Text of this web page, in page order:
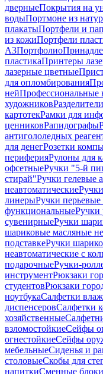
дверныеПокрытия на
водыПортмоне из
плакатыПортфели и
из кожиПортфели
А3Портфолио
пластикаПринтеры
лазерные цветные
для опломбирования
нейПрофессиональные
художниковРазделители
картотекРамки для
ценниковРапидографы
антигололедных
для денегРозетки
периферияРулоны для
офсетныеРучки "5-й
стирай"Ручки гелевые
неавтоматические
линерыРучки
функциональныеРучки
сувенирныеРучки
шариковые масляные
подставкеРучки
неавтоматические с
подарочныеРучки-
инструментРюкзаки
студентовРюкзаки
ноутбукаСалфетки
диспенсеровСалфетки
хозяйственные
взломостойкиеСейфы
огнестойкиеСейфы
мебельныеСиденья и
столовыеСкобы для
напиткиСменные блоки